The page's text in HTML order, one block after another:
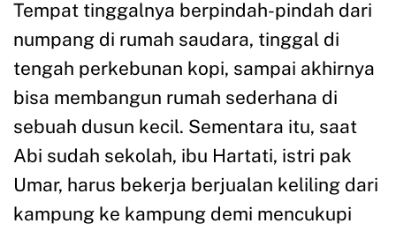
Tempat tinggalnya berpindah-pindah dari
numpang di rumah saudara, tinggal di
tengah perkebunan kopi, sampai akhirnya
bisa membangun rumah sederhana di
sebuah dusun kecil. Sementara itu, saat
Abi sudah sekolah, ibu Hartati, istri pak
Umar, harus bekerja berjualan keliling dari
kampung ke kampung demi mencukupi